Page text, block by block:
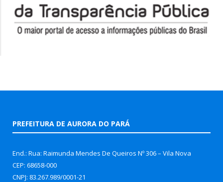
PREFEITURA DE AURORA DO PARÁ
End.: Rua: Raimunda Mendes De Queiros Nº 306 – Vila Nova
CEP: 68658-000
CNPJ: 83.267.989/0001-21